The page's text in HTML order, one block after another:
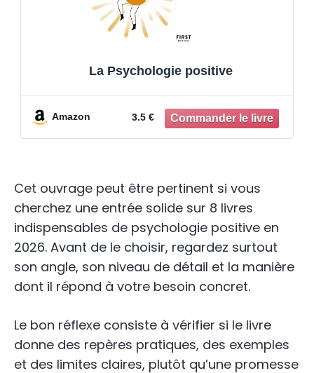
INTELLIGENCE ÉMOTIONNELLE: 4 livres
Gérer l'Anxiété et le Stress| Langage
corporel : PNL, TCC, Psychologie Noire
Cet ouvrage peut être pertinent si vous
cherchez une entrée solide sur 8 livres
indispensables de psychologie positive en
2026. Avant de le choisir, regardez surtout
son angle, son niveau de détail et la manière
dont il répond à votre besoin concret.
Le bon réflexe consiste à vérifier si le livre
donne des repères pratiques, des exemples
et des limites claires, plutôt qu’une promesse